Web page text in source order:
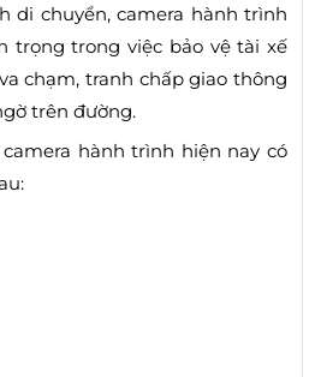
di chuyển, camera hành trình
trọng trong việc bảo vệ tài xế
chạm, tranh chấp giao thông
trên đường.
hành trình hiện nay có